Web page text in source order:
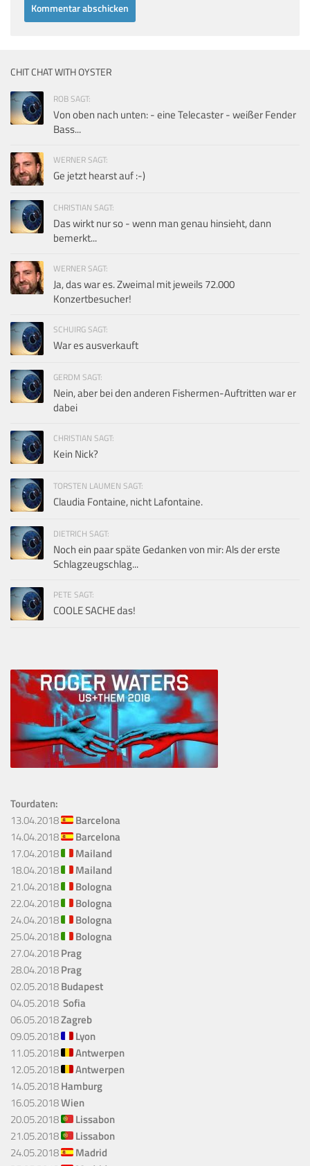
CHIT CHAT WITH OYSTER
ROB SAGT:
Von oben nach unten: - eine Telecaster - weißer Fender
Bass...
WERNER SAGT:
Ge jetzt hearst auf :-)
CHRISTIAN SAGT:
Das wirkt nur so - wenn man genau hinsieht, dann
bemerkt...
WERNER SAGT:
Ja, das war es. Zweimal mit jeweils 72.000
Konzertbesucher!
SCHUIRG SAGT:
War es ausverkauft
GERDM SAGT:
Nein, aber bei den anderen Fishermen-Auftritten war er
dabei
CHRISTIAN SAGT:
Kein Nick?
TORSTEN LAUMEN SAGT:
Claudia Fontaine, nicht Lafontaine.
DIETRICH SAGT:
Noch ein paar späte Gedanken von mir: Als der erste
Schlagzeugschlag...
PETE SAGT:
COOLE SACHE das!
Tourdaten:
13.04.2018
Barcelona
14.04.2018
Barcelona
17.04.2018
Mailand
18.04.2018
Mailand
21.04.2018
Bologna
22.04.2018
Bologna
24.04.2018
Bologna
25.04.2018
Bologna
27.04.2018Prag
28.04.2018Prag
02.05.2018Budapest
04.05.2018 Sofia
06.05.2018Zagreb
09.05.2018
Lyon
11.05.2018
Antwerpen
12.05.2018
Antwerpen
14.05.2018Hamburg
16.05.2018Wien
20.05.2018
Lissabon
21.05.2018
Lissabon
24.05.2018
Madrid